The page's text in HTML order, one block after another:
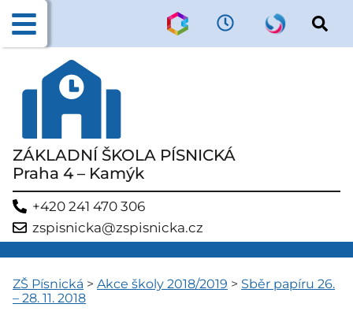
ZÁKLADNÍ ŠKOLA PÍSNICKÁ
Praha 4 – Kamýk
+420 241 470 306
zspisnicka@zspisnicka.cz
ZŠ Písnická > Akce školy 2018/2019 > Sběr papíru 26.
– 28. 11. 2018